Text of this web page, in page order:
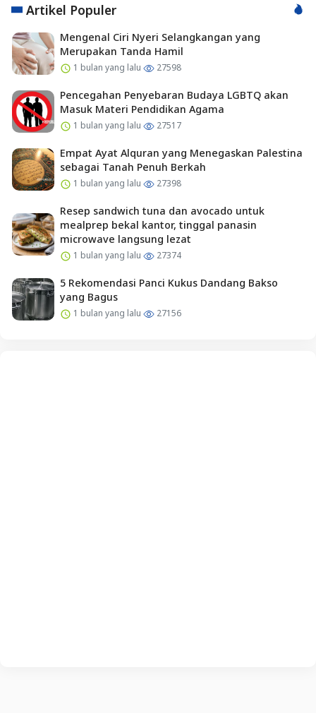
Artikel Populer
Mengenal Ciri Nyeri Selangkangan yang
Merupakan Tanda Hamil
1 bulan yang lalu 27598
Pencegahan Penyebaran Budaya LGBTQ akan
Masuk Materi Pendidikan Agama
1 bulan yang lalu 27517
Empat Ayat Alquran yang Menegaskan Palestina
sebagai Tanah Penuh Berkah
1 bulan yang lalu 27398
Resep sandwich tuna dan avocado untuk
mealprep bekal kantor, tinggal panasin
microwave langsung lezat
1 bulan yang lalu 27374
5 Rekomendasi Panci Kukus Dandang Bakso
yang Bagus
1 bulan yang lalu 27156